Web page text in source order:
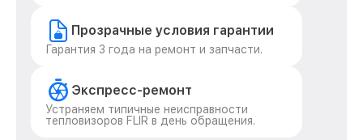
Прозрачные условия гарантии
Гарантия 3 года на ремонт и запчасти.
Экспресс-ремонт
Устраняем типичные неисправности
тепловизоров FLIR в день обращения.